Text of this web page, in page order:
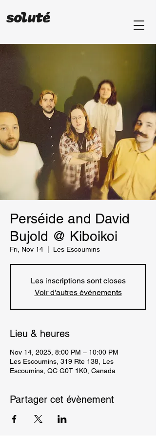
Perséide and David
Bujold @ Kiboikoi
Fri, Nov 14 Les Escoumins
Les inscriptions sont closes
Voir d'autres événements
Lieu & heures
Nov 14, 2025, 8:00 PM – 10:00 PM
Les Escoumins, 319 Rte 138, Les
Escoumins, QC G0T 1K0, Canada
Partager cet évènement